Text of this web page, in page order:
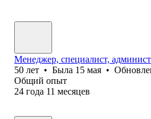
Менеджер, специалист,
50 лет • Была 15 мая •
Общий опыт
24 года 11 месяцев